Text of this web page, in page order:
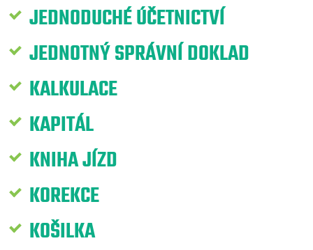
JEDNODUCHÉ ÚČETNICTVÍ
JEDNOTNÝ SPRÁVNÍ DOKLAD
KALKULACE
KAPITÁL
KNIHA JÍZD
KOREKCE
KOŠILKA